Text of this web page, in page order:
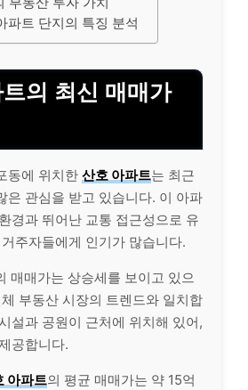
파트 단지의 특징 분석
의 최신 매매가
동에 위치한 산호 아파트는 최근
은 관심을 받고 있습니다. 이 아파
경과 뛰어난 교통 접근성으로 유
주자들에게 인기가 많습니다.
매매가는 상승세를 보이고 있으
부동산 시장의 트렌드와 일치합
설과 공원이 근처에 위치해 있어,
공합니다.
아파트의 평균 매매가는 약 15억